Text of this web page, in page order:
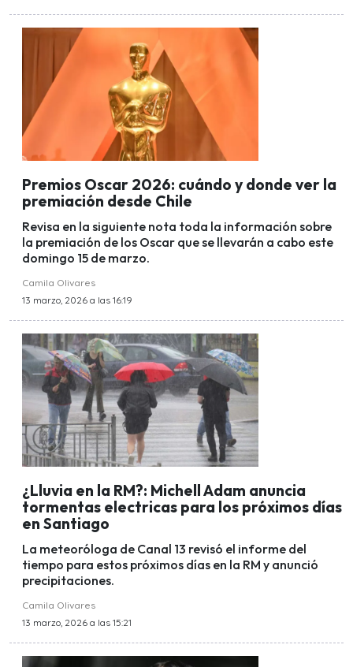
Premios Oscar 2026: cuándo y donde ver la
premiación desde Chile
Revisa en la siguiente nota toda la información sobre
la premiación de los Oscar que se llevarán a cabo este
domingo 15 de marzo.
Camila Olivares
13 marzo, 2026 a las 16:19
¿Lluvia en la RM?: Michell Adam anuncia
tormentas electricas para los próximos días
en Santiago
La meteoróloga de Canal 13 revisó el informe del
tiempo para estos próximos días en la RM y anunció
precipitaciones.
Camila Olivares
13 marzo, 2026 a las 15:21